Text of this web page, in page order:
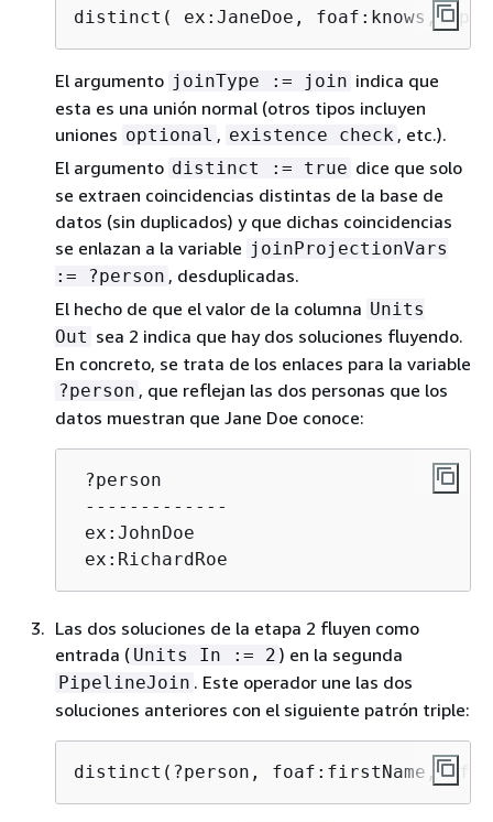
distinct( ex:JaneDoe, foaf:knows,
El argumento joinType := join indica que
esta es una unión normal (otros tipos incluyen
uniones optional , existence check , etc.).
El argumento distinct := true dice que solo
se extraen coincidencias distintas de la base de
datos (sin duplicados) y que dichas coincidencias
se enlazan a la variable joinProjectionVars
:= ?person , desduplicadas.
El hecho de que el valor de la columna Units
Out sea 2 indica que hay dos soluciones fluyendo.
En concreto, se trata de los enlaces para la variable
?person , que reflejan las dos personas que los
datos muestran que Jane Doe conoce:
?person
-------------
ex:JohnDoe
ex:RichardRoe
Las dos soluciones de la etapa 2 fluyen como
entrada ( Units In := 2 ) en la segunda
PipelineJoin . Este operador une las dos
soluciones anteriores con el siguiente patrón triple:
distinct(?person, foaf:firstName,